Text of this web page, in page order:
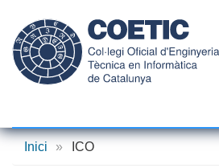
contingut
Inici
» ICO